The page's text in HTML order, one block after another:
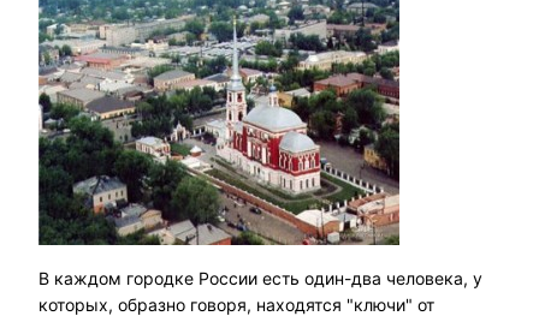
В каждом городке России есть один-два человека, у
которых, образно говоря, находятся "ключи" от